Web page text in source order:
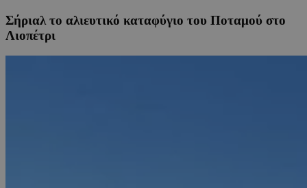
Σήριαλ το αλιευτικό καταφύγιο του Ποταμού στο
Λιοπέτρι